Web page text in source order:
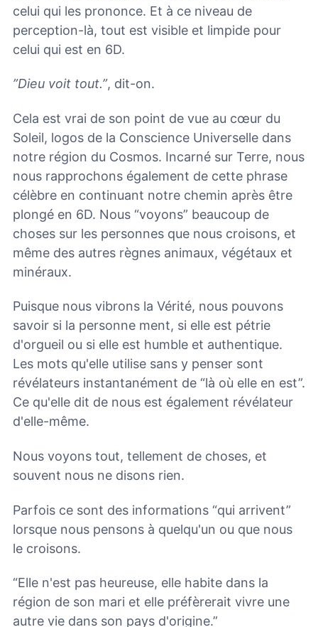
celui qui les prononce. Et à ce niveau de
perception-là, tout est visible et limpide pour
celui qui est en 6D.
”Dieu voit tout.”, dit-on.
Cela est vrai de son point de vue au cœur du
Soleil, logos de la Conscience Universelle dans
notre région du Cosmos. Incarné sur Terre, nous
nous rapprochons également de cette phrase
célèbre en continuant notre chemin après être
plongé en 6D. Nous “voyons” beaucoup de
choses sur les personnes que nous croisons, et
même des autres règnes animaux, végétaux et
minéraux.
Puisque nous vibrons la Vérité, nous pouvons
savoir si la personne ment, si elle est pétrie
d'orgueil ou si elle est humble et authentique.
Les mots qu'elle utilise sans y penser sont
révélateurs instantanément de “là où elle en est”.
Ce qu'elle dit de nous est également révélateur
d'elle-même.
Nous voyons tout, tellement de choses, et
souvent nous ne disons rien.
Parfois ce sont des informations “qui arrivent”
lorsque nous pensons à quelqu'un ou que nous
le croisons.
“Elle n'est pas heureuse, elle habite dans la
région de son mari et elle préfèrerait vivre une
autre vie dans son pays d'origine.”